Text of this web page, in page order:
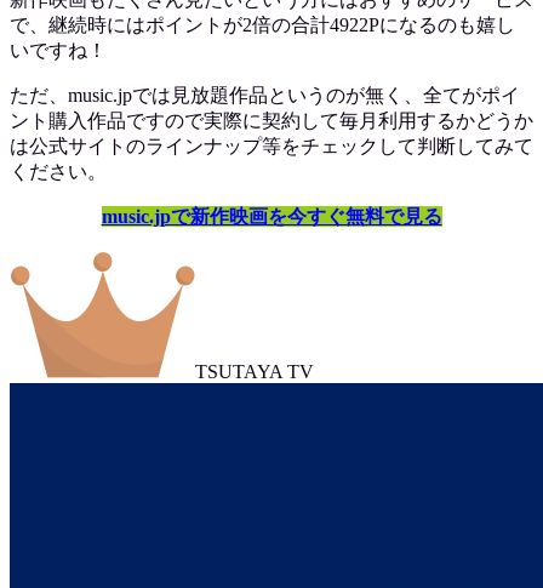
で、継続時にはポイントが2倍の合計4922Pになるのも嬉し
いですね！
ただ、music.jpでは見放題作品というのが無く、全てがポイ
ント購入作品ですので実際に契約して毎月利用するかどうか
は公式サイトのラインナップ等をチェックして判断してみて
ください。
music.jpで新作映画を今すぐ無料で見る
TSUTAYA TV